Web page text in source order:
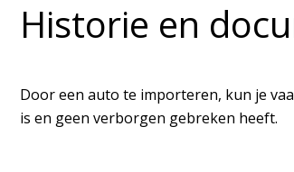
Historie en
Door een auto te importeren, kun je
is en geen verborgen gebreken heeft.